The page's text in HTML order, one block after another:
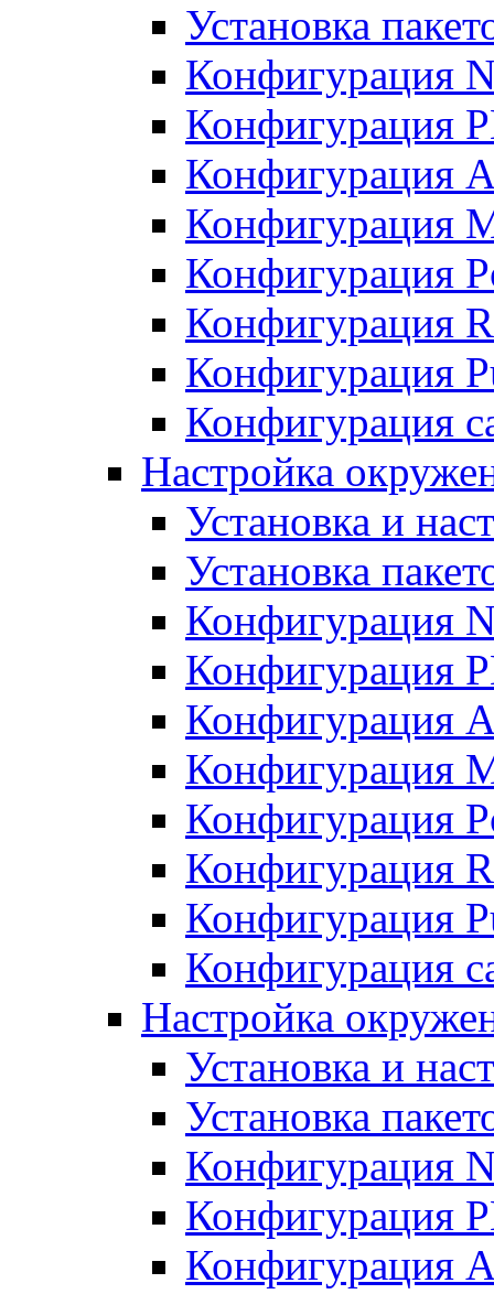
Установка
Конфигурация
Конфигурация
Конфигурация
Конфигурация
Конфигурация
Конфигурация
Конфигурация
Конфигурация
Настройка
Установка и
Установка
Конфигурация
Конфигурация
Конфигурация
Конфигурация
Конфигурация
Конфигурация
Конфигурация
Конфигурация
Настройка
Установка и
Установка
Конфигурация
Конфигурация
Конфигурация